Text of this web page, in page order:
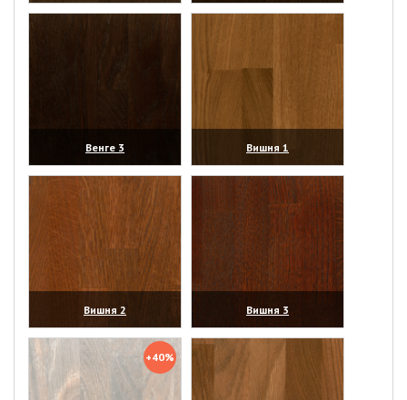
(увеличить)
(увеличить)
Венге 3
(увеличить)
Вишня 1
(увеличить)
Вишня 2
(увеличить)
Вишня 3
(увеличить)
+40%